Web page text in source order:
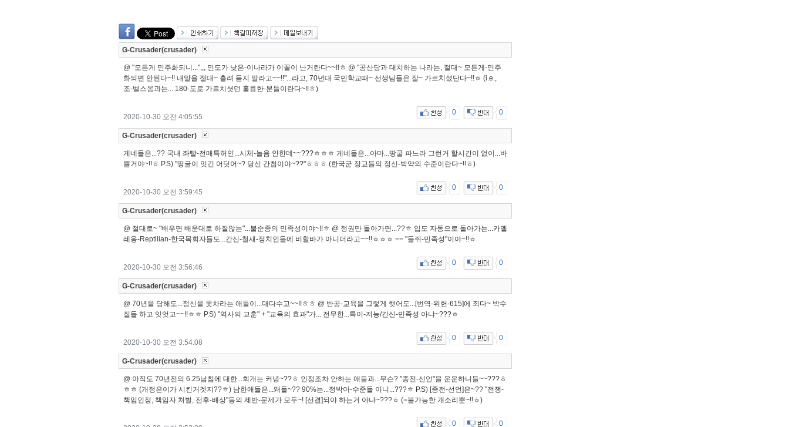
G-Crusader(crusader)
@ "모든게 민주화되니...",,, 민도가 낮은-이나라가 이꼴이 난거란다~~!!ㅎ @ "공산당과 대치하는 나라는, 절대~ 모든게-민주
화되면 안된다~!! 내말을 절대~ 흘려 듣지 말라고~~!!"...라고, 70년대 국민학교때~ 선생님들은 잘~ 가르치셨단다~!!ㅎ (i.e.,
조-벨스옹과는... 180-도로 가르치셧던 훌륭한-분들이란다~!!ㅎ)
2020-10-30 오전 4:05:55
0 0
G-Crusader(crusader)
게네들은...?? 국내 좌빨-전매특허인...시체-놀음 안한데~~???ㅎㅎㅎ 게네들은...아마...땅굴 파느라 그런거 할시간이 없이...바
쁠거야~!!ㅎ P.S) "땅굴이 잇긴 어딧어~? 당신 간첩이야~??"ㅎㅎㅎ (한국군 장교들의 정신-박약의 수준이란다~!!ㅎ)
2020-10-30 오전 3:59:45
0 0
G-Crusader(crusader)
@ 절대로~ "배우면 배운대로 하질않는"...불순종의 민족성이야~!!ㅎ @ 정권만 돌아가면...??ㅎ 입도 자동으로 돌아가는...카멜
레옹-Reptilian-한국목회자들도...간신-철새-정치인들에 비할바가 아니더라고~~!!ㅎㅎㅎ == "들쥐-민족성"이야~!!ㅎ
2020-10-30 오전 3:56:46
0 0
G-Crusader(crusader)
@ 70년을 당해도...정신을 못차라는 애들이...대다수고~~!!ㅎㅎ @ 반공-교육을 그렇게 햇어도...[번역-위헌-615]에 죄다~ 박수
질들 하고 잇엇고~~!!ㅎㅎ P.S) "역사의 교훈" + "교육의 효과"가... 전무한...특이-저능/간신-민족성 아냐~???ㅎ
2020-10-30 오전 3:54:08
0 0
G-Crusader(crusader)
@ 아직도 70년전의 6.25남침에 대한...회개는 커녕~??ㅎ 인정조차 안하는 애들과...무슨? "종전-선언"을 운운하니들~~???ㅎ
ㅎㅎ (개정은이가 시킨거겟지??ㅎ) 남한애들은...왜들~?? 90%는...정박아-수준들 이니...???ㅎ P.S) [종전-선언]은~?? "전쟁-
책임인정, 책임자 처벌, 전후-배상"등의 제반-문제가 모두~! [선결]되야 하는거 아냐~???ㅎ (=불가능한 개소리뿐~!!ㅎ)
0 0